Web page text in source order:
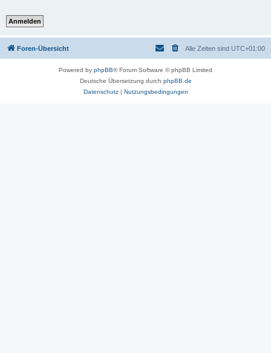
Foren-Übersicht Alle Zeiten sind UTC+01:00
Powered by phpBB® Forum Software © phpBB Limited
Deutsche Übersetzung durch phpBB.de
Datenschutz| Nutzungsbedingungen